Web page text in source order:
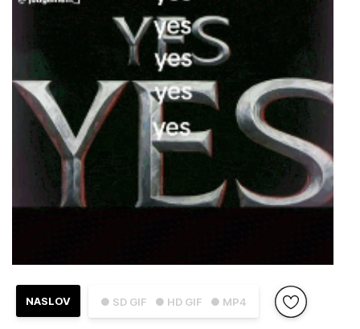
● SD GIF ● HD GIF ● MP4
NASLOV